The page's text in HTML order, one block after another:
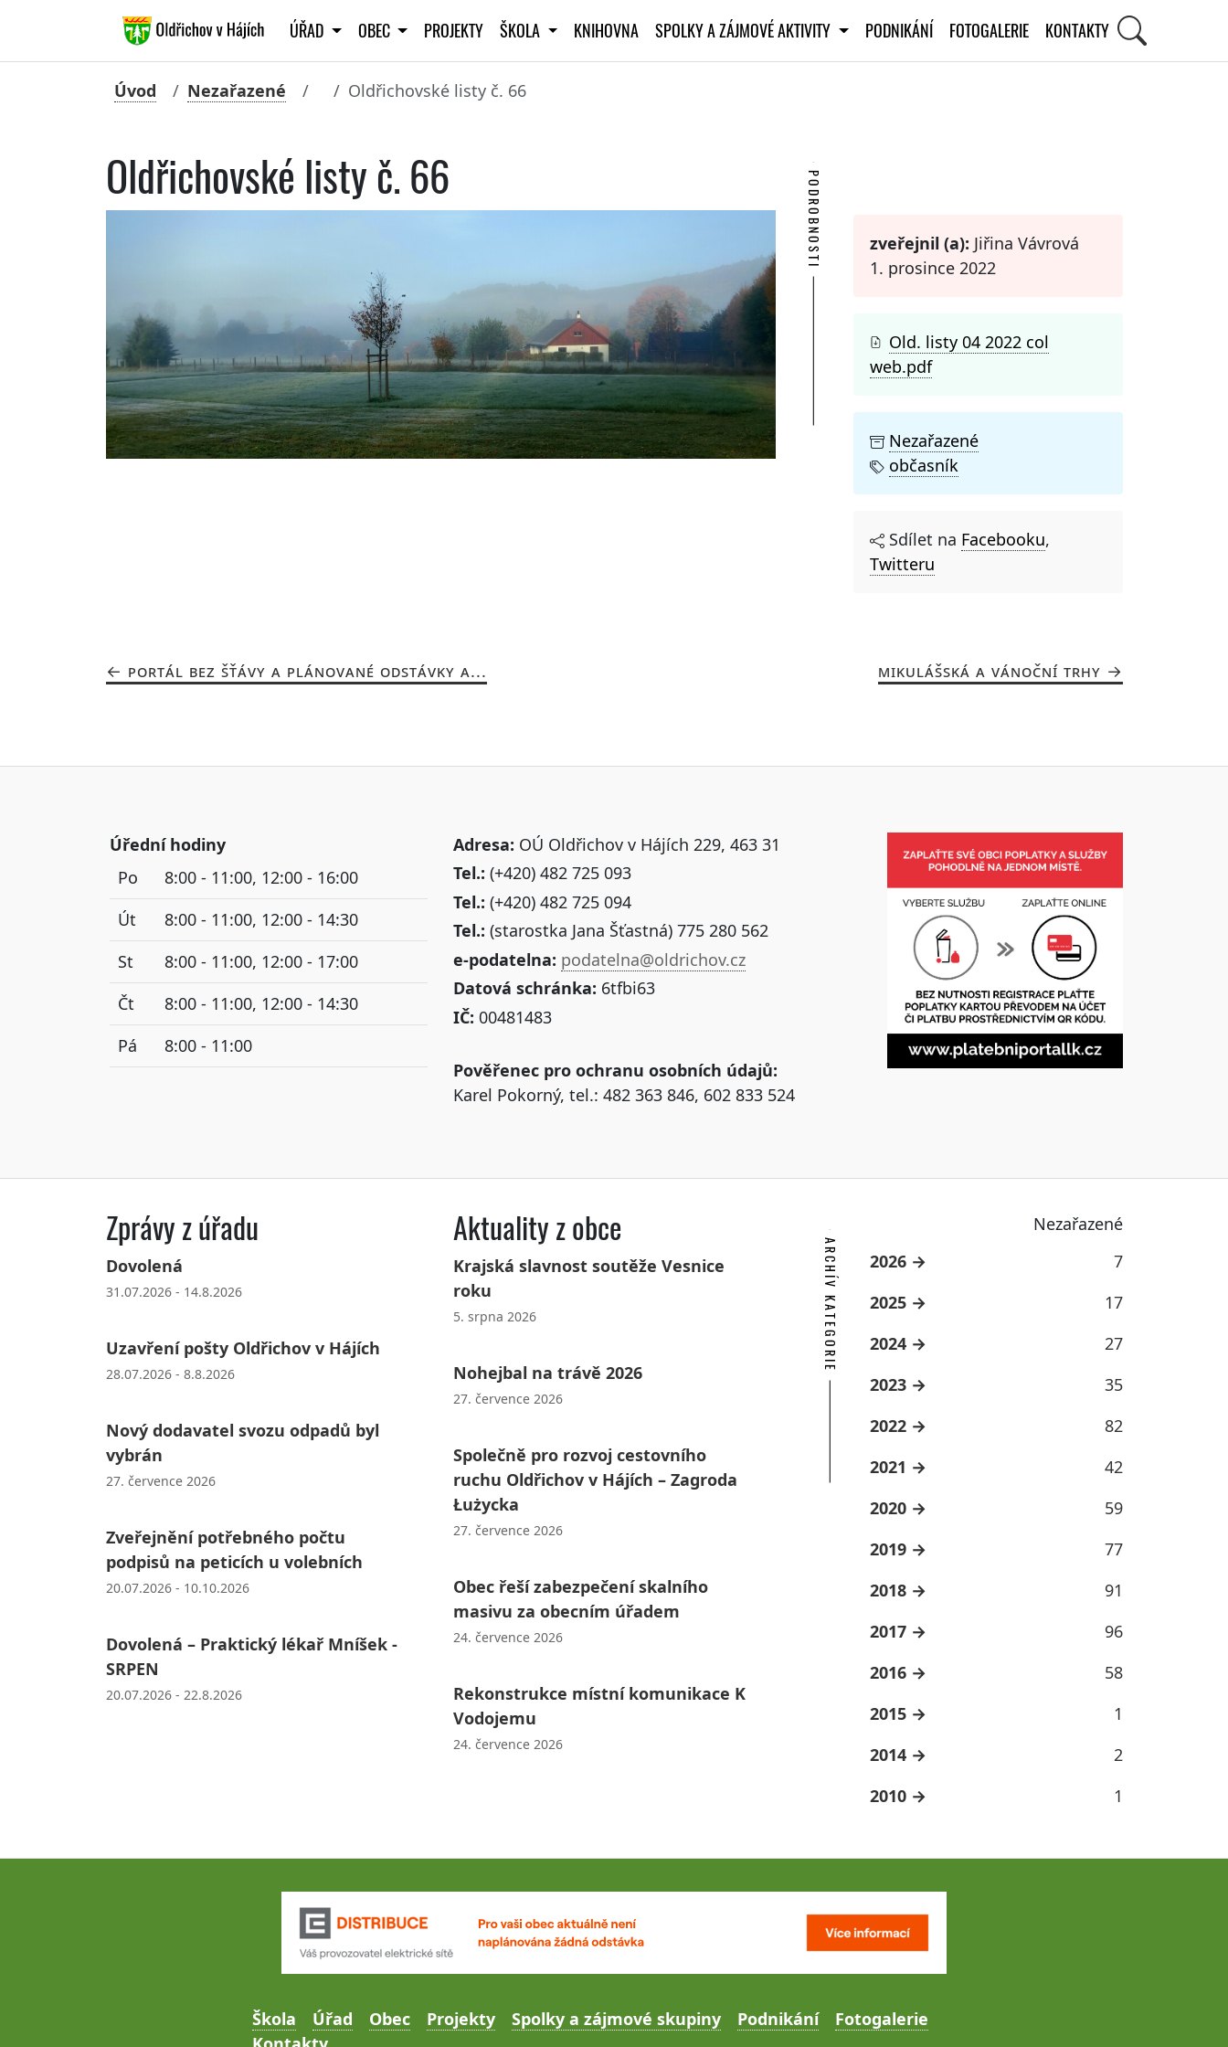
ÚŘAD OBEC PROJEKTY ŠKOLA KNIHOVNA SPOLKY A ZÁJMOVÉ AKTIVITY PODNIKÁNÍ FOTOGALERIE KONTAKTY
Úvod Nezařazené Oldřichovské listy č. 66
Oldřichovské listy č. 66 PODROBNOSTI zveřejnil (a): Jiřina Vávrová
1. prosince 2022
Old. listy 04 2022 col
web.pdf
Nezařazené
občasník
Sdílet na Facebooku,
Twitteru
PORTÁL BEZ ŠŤÁVY A PLÁNOVANÉ ODSTÁVKY A... MIKULÁŠSKÁ A VÁNOČNÍ TRHY
Úřední hodiny
Po
8:00 - 11:00, 12:00 - 16:00
Út
8:00 - 11:00, 12:00 - 14:30
St
8:00 - 11:00, 12:00 - 17:00
Čt
8:00 - 11:00, 12:00 - 14:30
Pá
8:00 - 11:00
Adresa: OÚ Oldřichov v Hájích 229, 463 31
Tel.: (+420) 482 725 093
Tel.: (+420) 482 725 094
Tel.: (starostka Jana Šťastná) 775 280 562
e-podatelna: podatelna@oldrichov.cz
Datová schránka: 6tfbi63
IČ: 00481483
Pověřenec pro ochranu osobních údajů:
Karel Pokorný, tel.: 482 363 846, 602 833 524
Zprávy z úřadu
Dovolená
31.07.2026 - 14.8.2026
Uzavření pošty Oldřichov v Hájích
28.07.2026 - 8.8.2026
Nový dodavatel svozu odpadů byl
vybrán
27. července 2026
Zveřejnění potřebného počtu
podpisů na peticích u volebních
20.07.2026 - 10.10.2026
Dovolená – Praktický lékař Mníšek -
SRPEN
20.07.2026 - 22.8.2026
Aktuality z obce
Krajská slavnost soutěže Vesnice
roku
5. srpna 2026
Nohejbal na trávě 2026
27. července 2026
Společně pro rozvoj cestovního
ruchu Oldřichov v Hájích – Zagroda
Łużycka
27. července 2026
Obec řeší zabezpečení skalního
masivu za obecním úřadem
24. července 2026
Rekonstrukce místní komunikace K
Vodojemu
24. července 2026
Nezařazené
ARCHÍV KATEGORIE 2026
7
2025
17
2024
27
2023
35
2022
82
2021
42
2020
59
2019
77
2018
91
2017
96
2016
58
2015
1
2014
2
2010
1
Škola Úřad Obec Projekty Spolky a zájmové skupiny Podnikání
Fotogalerie